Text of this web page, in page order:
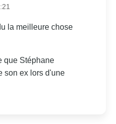
la meilleure chose
que Stéphane
son ex lors d'une